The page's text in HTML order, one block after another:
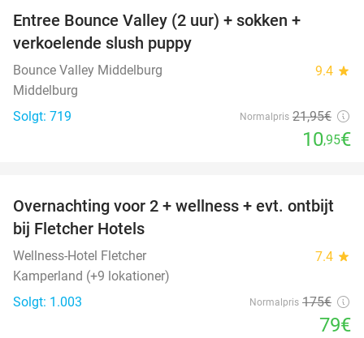
Entree Bounce Valley (2 uur) + sokken +
verkoelende slush puppy
Bounce Valley Middelburg 9.4 star
Middelburg
Solgt: 719
Normalpris 21,95€
10,95€
55%
Overnachting voor 2 + wellness + evt. ontbijt
bij Fletcher Hotels
Wellness-Hotel Fletcher 7.4 star
Kamperland (+9 lokationer)
Solgt: 1.003
Normalpris 175€
79€